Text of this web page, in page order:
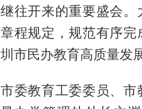
继往开来的重要盛会
章程规定，规范有序
圳市民办教育高质量发
市委教育工委委员、